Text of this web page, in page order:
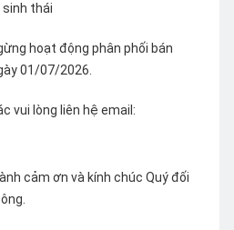
sinh thái
hoạt động phân phối bán
01/07/2026.
vui lòng liên hệ email:
cảm ơn và kính chúc Quý đối